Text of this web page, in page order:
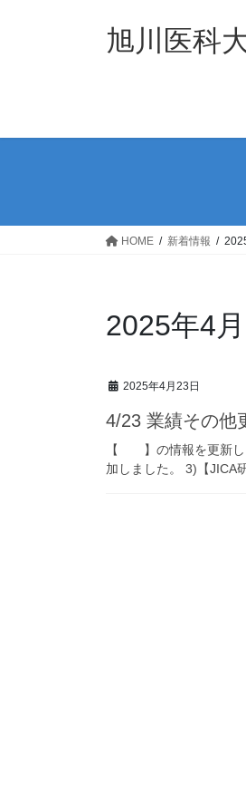
ス
ン
旭川医科
HOME 新着情報
2025年4月
2025年4月23日
4/23 業績その他
【 】の情報を更新し
加しました。 3)【JICA